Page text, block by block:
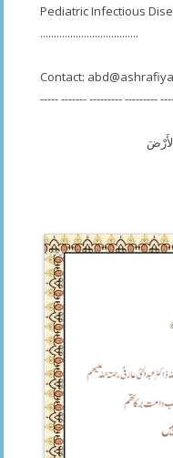
Pediatric Infectious
....................................
Contact:
----- ------- --------- ---------